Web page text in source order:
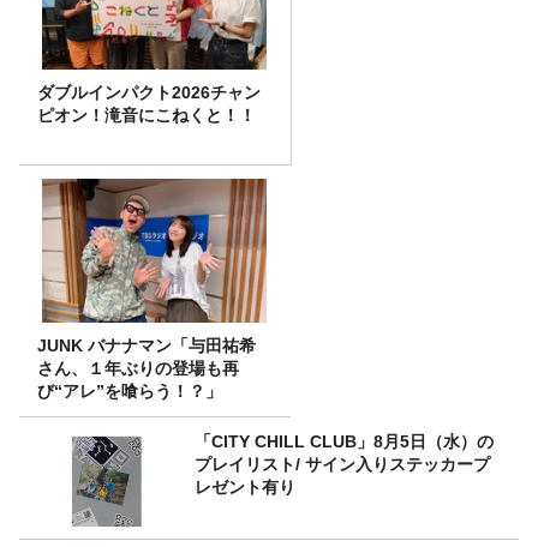
ダブルインパクト2026チャン
ピオン！滝音にこねくと！！
JUNK バナナマン「与田祐希
さん、１年ぶりの登場も再
び“アレ”を喰らう！？」
「CITY CHILL CLUB」8月5日（水）の
プレイリスト/ サイン入りステッカープ
レゼント有り